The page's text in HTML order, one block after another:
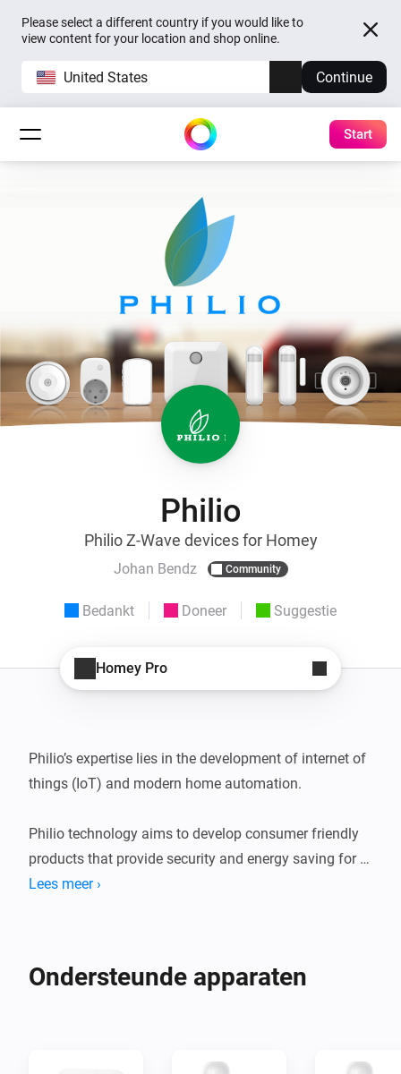
Please select a different country if you would like to
view content for your location and shop online.
United States Continue
Start
Philio
Philio Z-Wave devices for Homey
Johan Bendz Community
Bedankt Doneer Suggestie
Homey Pro
Philio’s expertise lies in the development of internet of
things (IoT) and modern home automation.
Philio technology aims to develop consumer friendly
products that provide security and energy saving for
your home or business. Products include but are not
different protocols such as Z-Wave, ZigBee, ULE, WiFi,
Philio is committed to provide good quality technology
Lees meer ›
Ondersteunde apparaten